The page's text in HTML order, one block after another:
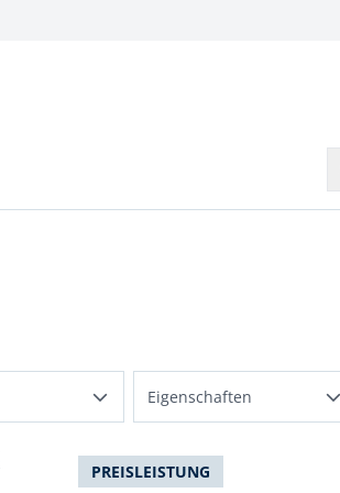
Eigenschaften
pflegeleicht
PREISLEISTUNG